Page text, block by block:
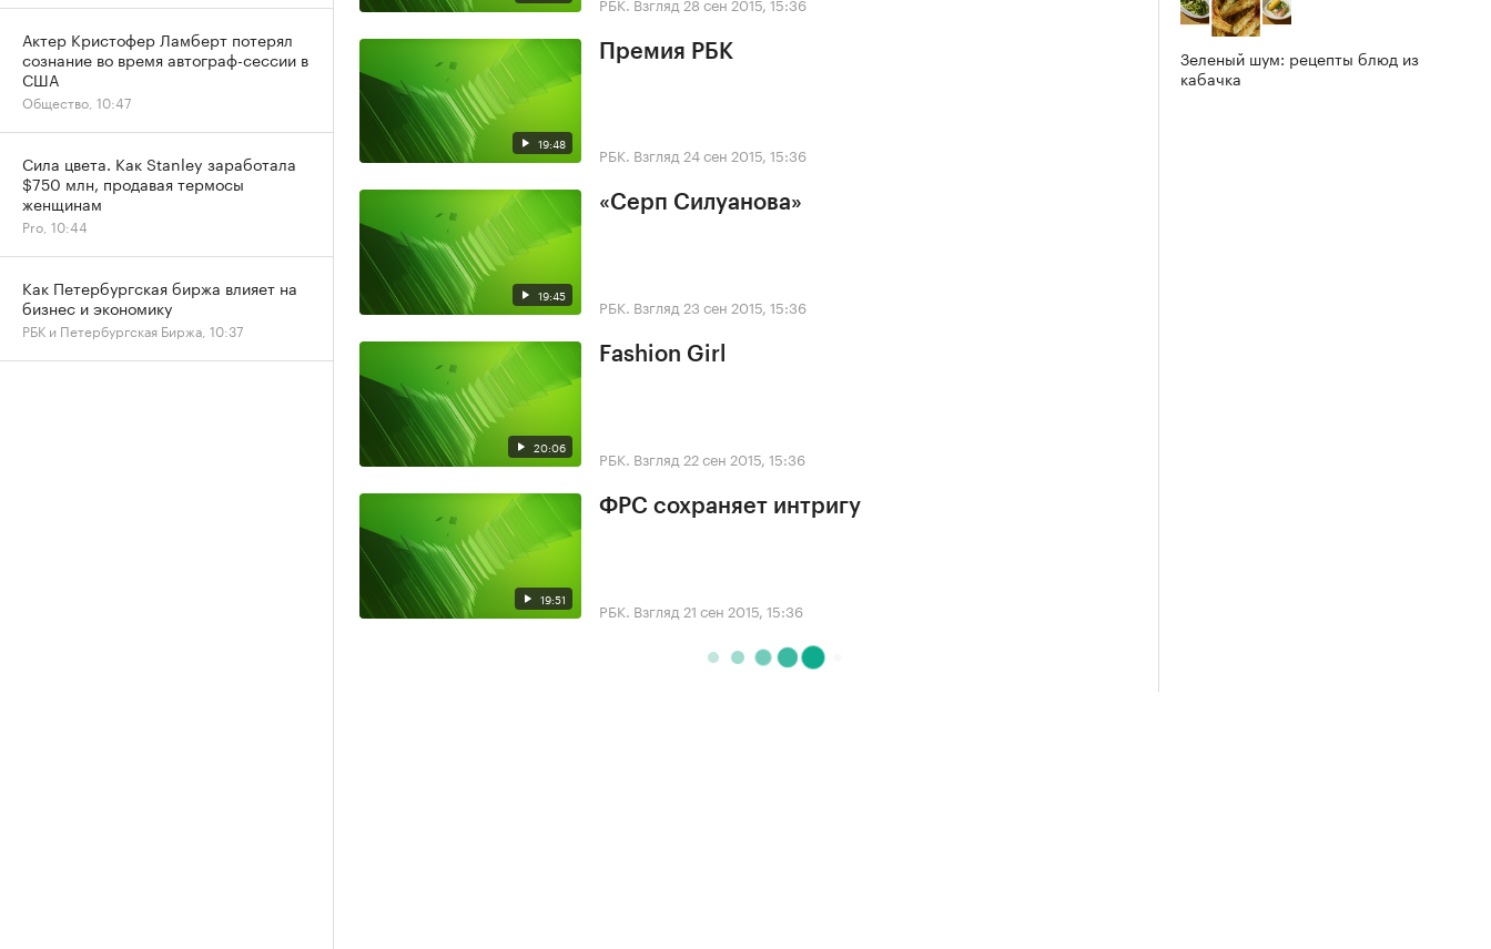
19:48
Премия РБК
РБК. Взгляд 24 сен 2015, 15:36
19:45
«Серп Силуанова»
РБК. Взгляд 23 сен 2015, 15:36
20:06
Fashion Girl
РБК. Взгляд 22 сен 2015, 15:36
19:51
ФРС сохраняет интригу
РБК. Взгляд 21 сен 2015, 15:36
Зеленый шум: рецепты блюд из
кабачка
Актер Кристофер Ламберт потерял
сознание во время автограф-сессии в
США
Общество, 10:47
Сила цвета. Как Stanley заработала
$750 млн, продавая термосы
женщинам
Pro, 10:44
Как Петербургская биржа влияет на
бизнес и экономику
РБК и Петербургская Биржа, 10:37